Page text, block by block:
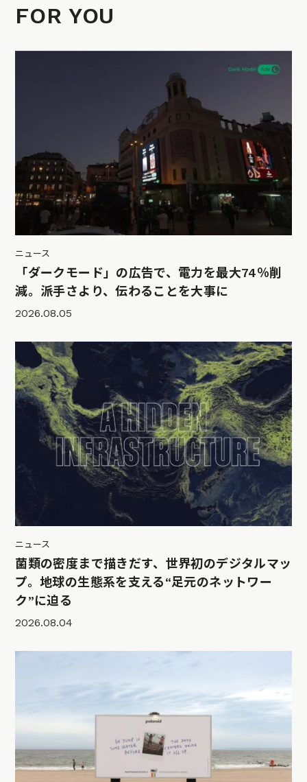
FOR YOU
ニュース
「ダークモード」の広告で、電力を最大74％削
減。派手さより、伝わることを大事に
2026.08.05
ニュース
菌類の密度まで描きだす、世界初のデジタルマッ
プ。地球の生態系を支える“足元のネットワー
ク”に迫る
2026.08.04